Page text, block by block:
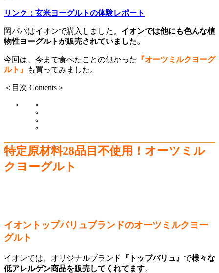
リンク：玄米ヨーグルトの体験レポート
岡パパはイオンで購入しました。 イオンでは他にも色んな植
物性ヨーグルトが販売されていました。
今回は、今まで食べたことの無かった
『オーツミルクヨーグ
ルト』
も買ってみました。
＜目次 Contents＞
特定原材料28品目不使用！オーツミル
クヨーグルト
イオントップバリュブランドのオーツミルクヨー
グルト
イオンでは、オリジナルブランド 『トップバリュ』 で様々な
低アレルゲン商品を販売してくれてます。